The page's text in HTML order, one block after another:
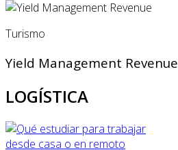
Turismo
Yield Management Revenue
LOGÍSTICA